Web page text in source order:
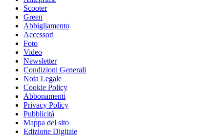
Scooter
Green
Abbigliamento
Accessori
Foto
Video
Newsletter
Condizioni Generali
Nota Legale
Cookie Policy
Abbonamenti
Privacy Policy
Pubblicità
Mappa del sito
Edizione Digitale